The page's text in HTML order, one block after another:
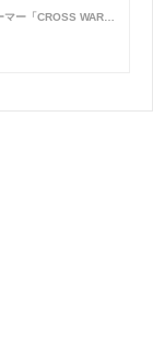
ー「CROSS WAR…